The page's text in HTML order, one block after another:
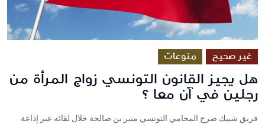
غير صحيح منوعات
هل يجيز القانون التونسي زواج المرأة من
رجلين في آن معا ؟
فريق شييك صرح المحامي التونسي منير بن صالحة خلال لقائه عبر إذاعة